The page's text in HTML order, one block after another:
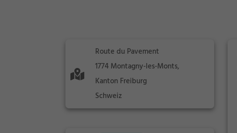
Route du Pavement
1774 Montagny-les-Monts,
Kanton Freiburg
Schweiz